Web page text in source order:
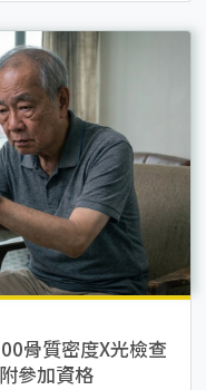
骨質密度X光檢查
參加資格